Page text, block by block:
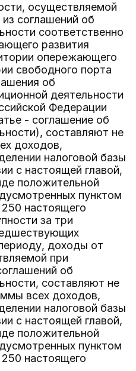
осуществляемой
соглашений об
соответственно
развития
опережающего
свободного порта
об
деятельности
Федерации
- соглашение об
составляют не
доходов,
налоговой базы
с настоящей главой,
положительной
пунктом
250 настоящего
за три
доходы от
при
об
составляют не
всех доходов,
налоговой базы
с настоящей главой,
положительной
пунктом
250 настоящего